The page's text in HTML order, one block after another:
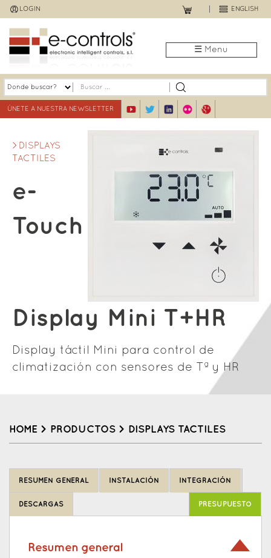
Jump
to
navigation
LOGIN ENGLISH
☰ Menu
ÚNETE A NUESTRA NEWSLETTER
DISPLAYS
TACTILES
e-
Touch
Display Mini T+HR
Display táctil Mini para control de
climatización con sensores de Tª y HR
HOME > PRODUCTOS > DISPLAYS TACTILES
RESUMEN GENERAL INSTALACIÓN INTEGRACIÓN
DESCARGAS PRESUPUESTO
Resumen general